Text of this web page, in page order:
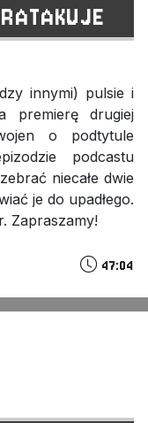
innymi) pulsie i
premierę drugiej
o podtytule
podcastu
niecałe dwie
je do upadłego.
Zapraszamy!
47:04